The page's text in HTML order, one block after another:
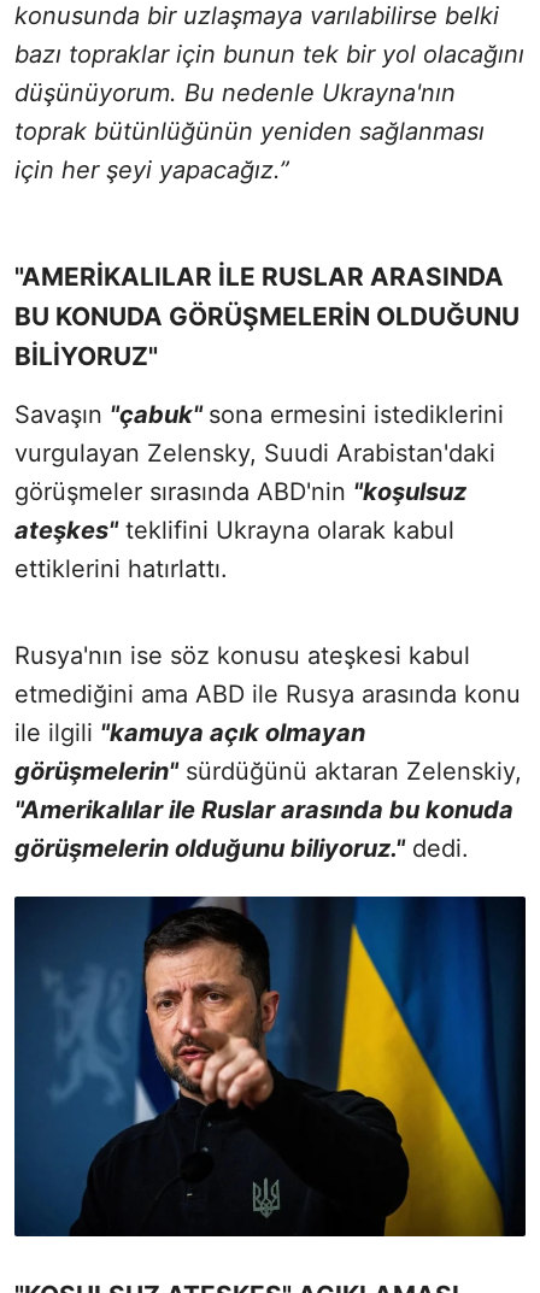
konusunda bir uzlaşmaya varılabilirse belki
bazı topraklar için bunun tek bir yol olacağını
düşünüyorum. Bu nedenle Ukrayna'nın
toprak bütünlüğünün yeniden sağlanması
için her şeyi yapacağız.”
"AMERİKALILAR İLE RUSLAR ARASINDA
BU KONUDA GÖRÜŞMELERİN OLDUĞUNU
BİLİYORUZ"
Savaşın "çabuk" sona ermesini istediklerini
vurgulayan Zelensky, Suudi Arabistan'daki
görüşmeler sırasında ABD'nin "koşulsuz
ateşkes"teklifini Ukrayna olarak kabul
ettiklerini hatırlattı.
Rusya'nın ise söz konusu ateşkesi kabul
etmediğini ama ABD ile Rusya arasında konu
ile ilgili "kamuya açık olmayan
görüşmelerin"sürdüğünü aktaran Zelenskiy,
"Amerikalılar ile Ruslar arasında bu konuda
görüşmelerin olduğunu biliyoruz."dedi.